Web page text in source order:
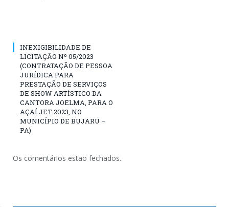
INEXIGIBILIDADE DE
LICITAÇÃO Nº 05/2023
(CONTRATAÇÃO DE PESSOA
JURÍDICA PARA
PRESTAÇÃO DE SERVIÇOS
DE SHOW ARTÍSTICO DA
CANTORA JOELMA, PARA O
AÇAÍ JET 2023, NO
MUNICÍPIO DE BUJARU –
PA)
Os comentários estão fechados.